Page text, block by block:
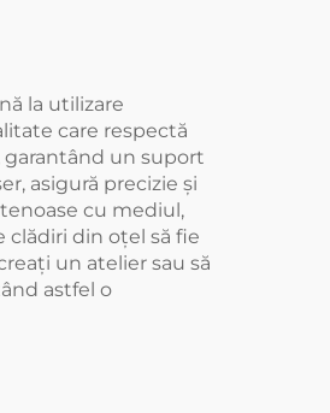
la utilizare
care respectă
un suport
asigură precizie și
cu mediul,
clădiri din oțel să fie
un atelier sau să
astfel o